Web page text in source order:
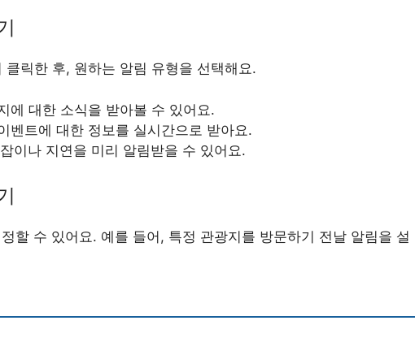
클릭한 후, 원하는 알림 유형을 선택해요.
에 대한 소식을 받아볼 수 있어요.
벤트에 대한 정보를 실시간으로 받아요.
이나 지연을 미리 알림받을 수 있어요.
할 수 있어요. 예를 들어, 특정 관광지를 방문하기 전날 알림을 설